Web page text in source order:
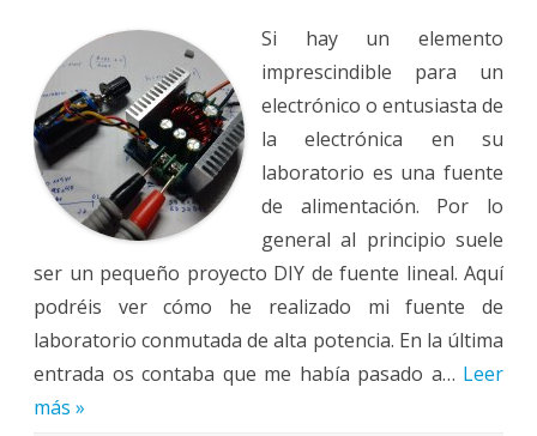
de
de
laboratorio
Si hay un elemento
imprescindible para un
electrónico o entusiasta de
la electrónica en su
laboratorio es una fuente
de alimentación. Por lo
general al principio suele
ser un pequeño proyecto DIY de fuente lineal. Aquí
podréis ver cómo he realizado mi fuente de
laboratorio conmutada de alta potencia. En la última
entrada os contaba que me había pasado a… Leer
más »